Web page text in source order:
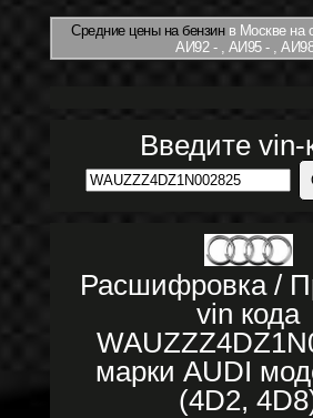
Средние цены на бензинв Москве на
АИ92 - , АИ95 - ,
Введите vin-
Расшифровка /
vin кода
марки AUDI
(4D2,